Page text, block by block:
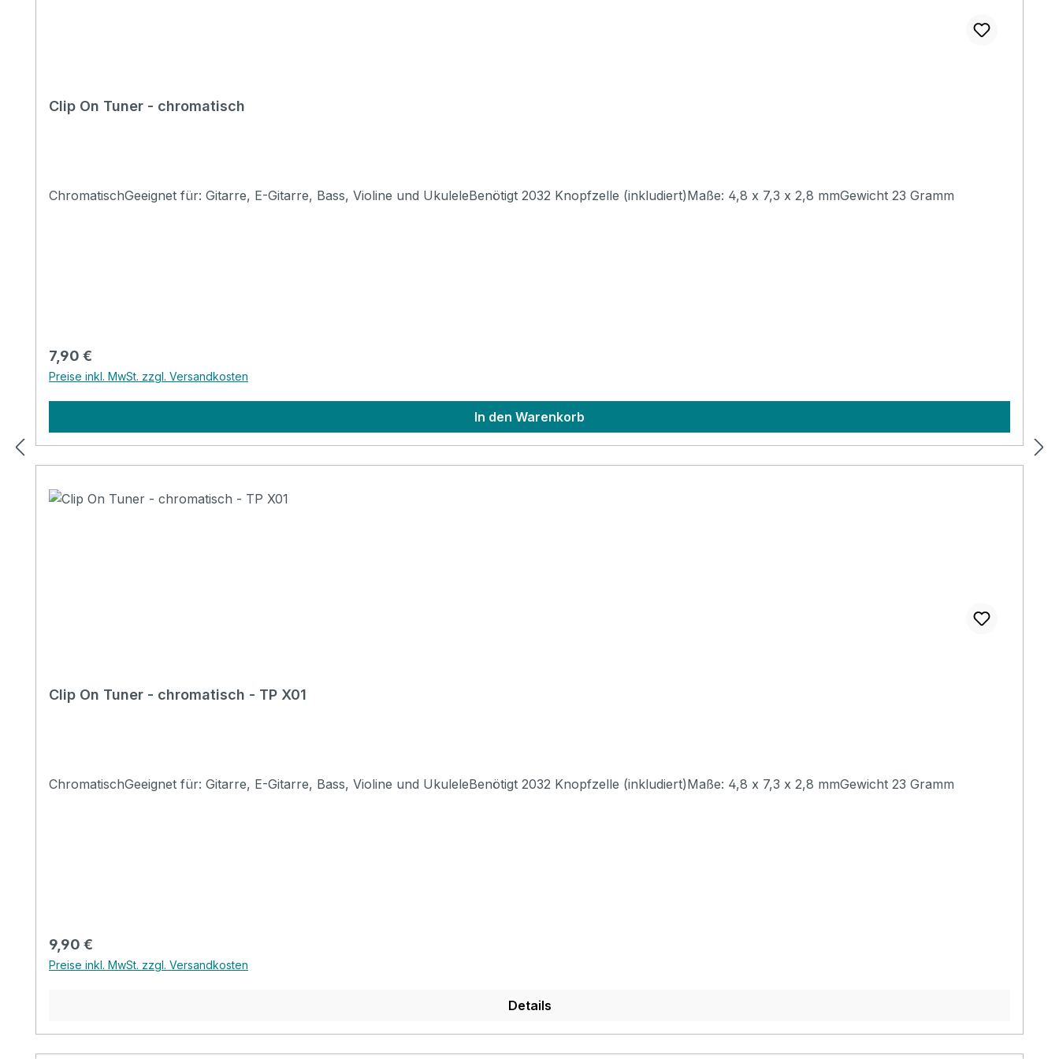
Clip On Tuner - chromatisch
ChromatischGeeignet für: Gitarre, E-Gitarre, Bass, Violine und UkuleleBenötigt 2032 Knopfzelle (inkludiert)Maße: 4,8 x 7,3 x 2,8 mmGewicht 23 Gramm
Regulärer Preis:
7,90 €
Preise inkl. MwSt. zzgl. Versandkosten
In den Warenkorb
Clip On Tuner - chromatisch - TP X01
ChromatischGeeignet für: Gitarre, E-Gitarre, Bass, Violine und UkuleleBenötigt 2032 Knopfzelle (inkludiert)Maße: 4,8 x 7,3 x 2,8 mmGewicht 23 Gramm
Regulärer Preis:
9,90 €
Preise inkl. MwSt. zzgl. Versandkosten
Details